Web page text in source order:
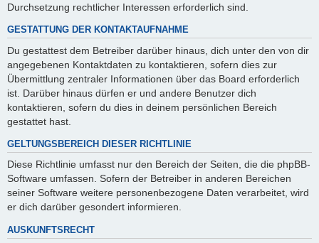
Durchsetzung rechtlicher Interessen erforderlich sind.
GESTATTUNG DER KONTAKTAUFNAHME
Du gestattest dem Betreiber darüber hinaus, dich unter den von dir
angegebenen Kontaktdaten zu kontaktieren, sofern dies zur
Übermittlung zentraler Informationen über das Board erforderlich
ist. Darüber hinaus dürfen er und andere Benutzer dich
kontaktieren, sofern du dies in deinem persönlichen Bereich
gestattet hast.
GELTUNGSBEREICH DIESER RICHTLINIE
Diese Richtlinie umfasst nur den Bereich der Seiten, die die phpBB-
Software umfassen. Sofern der Betreiber in anderen Bereichen
seiner Software weitere personenbezogene Daten verarbeitet, wird
er dich darüber gesondert informieren.
AUSKUNFTSRECHT